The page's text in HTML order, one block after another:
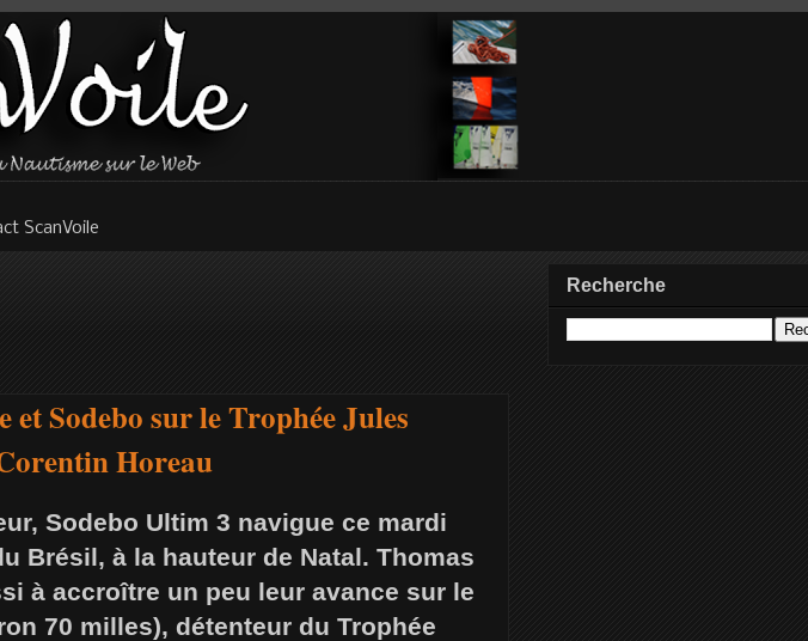
ScanVoile
Sodebo sur le Trophée Jules
Horeau
Sodebo Ultim 3 navigue ce mardi
Brésil, à la hauteur de Natal. Thomas
à accroître un peu leur avance sur le
70 milles), détenteur du Trophée
Recherche